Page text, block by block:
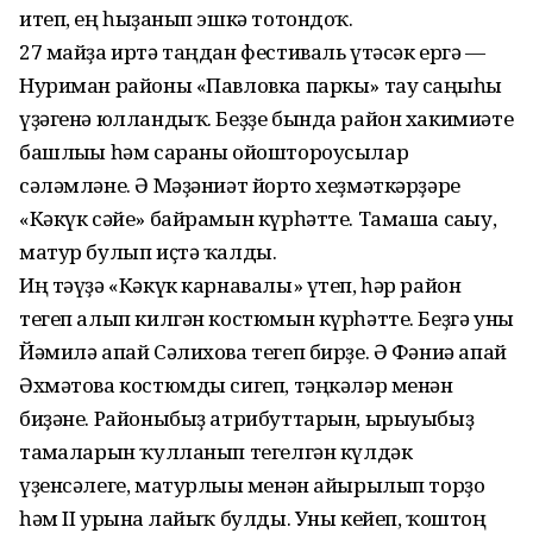
итеп, ең һыҙғанып эшкә тотондоҡ.
27 майҙа иртә таңдан фестиваль үтәсәк ергә —
Нуриман районы «Павловка паркы» тау саңғыһы
үҙәгенә юлландыҡ. Беҙҙе бында район хакимиәте
башлығы һәм сараны ойоштороусылар
сәләмләне. Ә Мәҙәниәт йорто хеҙмәткәрҙәре
«Кәкүк сәйе» байрамын күрһәтте. Тамаша сағыу,
матур булып иҫтә ҡалды.
Иң тәүҙә «Кәкүк карнавалы» үтеп, һәр район
тегеп алып килгән костюмын күрһәтте. Беҙгә уны
Йәмилә апай Сәлихова тегеп бирҙе. Ә Фәниә апай
Әхмәтова костюмды сигеп, тәңкәләр менән
биҙәне. Районыбыҙ атрибуттарын, ырыуыбыҙ
тамғаларын ҡулланып тегелгән күлдәк
үҙенсәлеге, матурлығы менән айырылып торҙо
һәм II урынға лайыҡ булды. Уны кейеп, ҡоштоң